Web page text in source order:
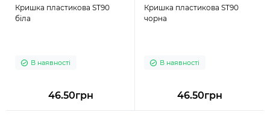
Кришка пластикова ST90
біла
В наявності
46.50грн
Кришка пластикова ST90
чорна
В наявності
46.50грн